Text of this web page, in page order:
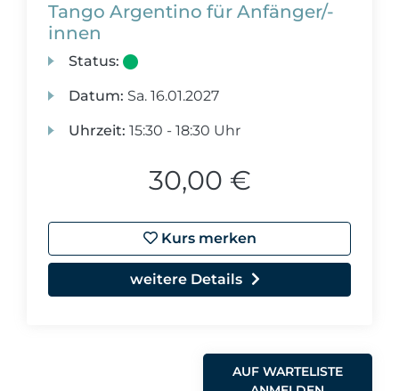
Tango Argentino für Anfänger/-
innen
Status:
Datum: Sa. 16.01.2027
Uhrzeit: 15:30 - 18:30 Uhr
30,00 €
Kurs merken
weitere Details
AUF WARTELISTE